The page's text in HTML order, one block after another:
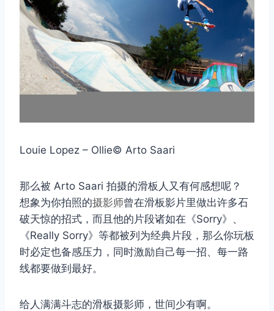
Louie Lopez – Ollie© Arto Saari
那么被 Arto Saari 拍摄的滑板人又有何感想呢？
想象为你拍照的摄影师曾在滑板影片里做出许多石
破天惊的招式，而且他的片段诸如在《Sorry》、
《Really Sorry》等都被列为经典片段，那么你玩板
时必定也备感压力，同时激励自己每一招、每一路
线都要做到最好。
给人满满斗志的滑板摄影师，世间少有啊。